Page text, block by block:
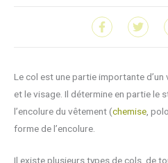
Le col est une partie importante
et le visage. Il détermine en partie le
l’encolure du vêtement (chemise ,
forme de l’encolure.
Il existe plusieurs types de cols, de